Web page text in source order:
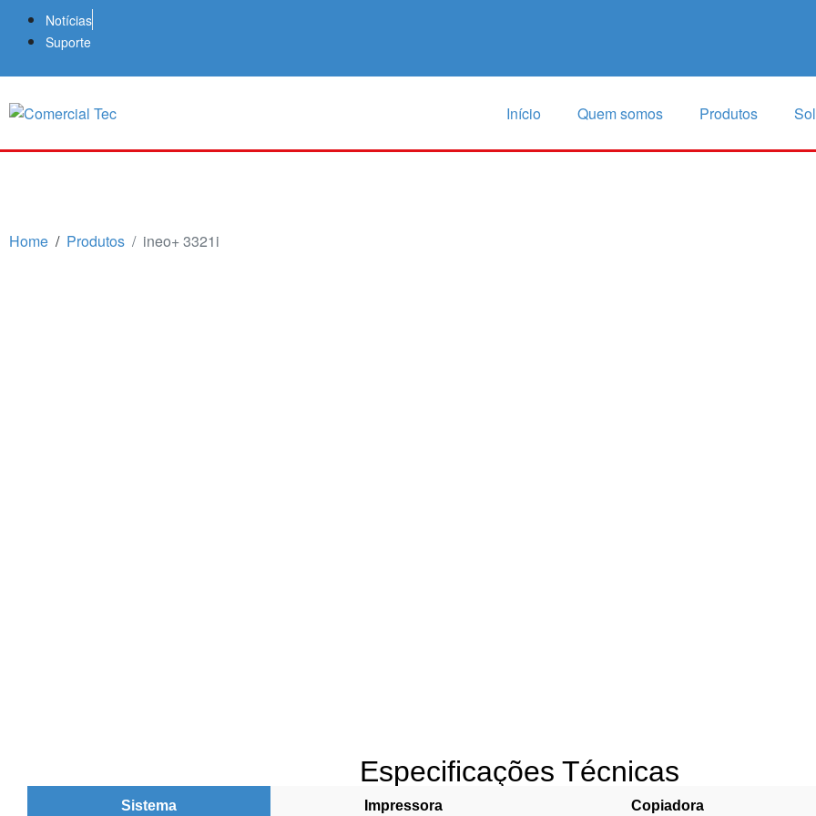
Notícias
Suporte
Início Quem somos Produtos
Home Produtos ineo+ 3321i
Especificações Técnicas
Sistema Impressora Copiadora